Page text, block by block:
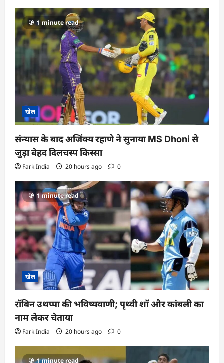
g
a
t
o
n
1 minute read
खेल
संन्यास के बाद अजिंक्‍य रहाणे ने सुनाया MS Dhoni से
जुड़ा बेहद दिलचस्प किस्सा
Fark India 20 hours ago 0
1 minute read
खेल
रॉबिन उथप्पा की भविष्यवाणी; पृथ्वी शॉ और कांबली का
नाम लेकर चेताया
Fark India 20 hours ago 0
1 minute read